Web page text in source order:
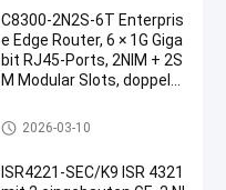
C8300-2N2S-6T Enterpris
e Edge Router, 6 × 1G Giga
bit RJ45-Ports, 2NIM + 2S
M Modular Slots, doppelt
D-WAN bereit
industrieller Netzfräser
2026-03-10
ISR4221-SEC/K9 ISR 4321